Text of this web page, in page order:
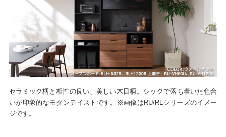
セラミック柄と相性の良い、美しい木目柄。シックで落ち着いた色合
いが印象的なモダンテイストです。※画像はRU/RLシリーズのイメー
ジです。